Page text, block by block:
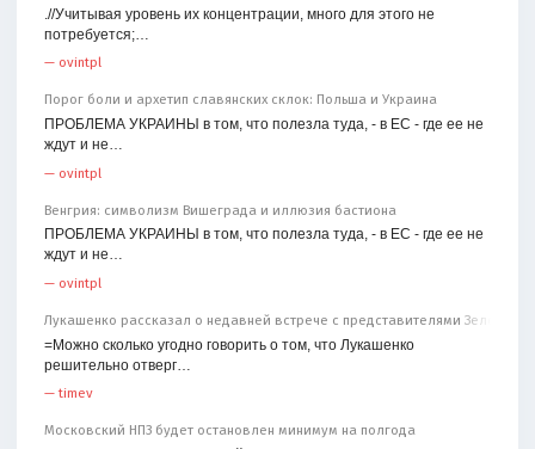
.//Учитывая уровень их концентрации, много для этого не
потребуется;…
— ovintpl
Порог боли и архетип славянских склок: Польша и Украина
ПРОБЛЕМА УКРАИНЫ в том, что полезла туда, - в ЕС - где ее не
ждут и не…
— ovintpl
Венгрия: символизм Вишеграда и иллюзия бастиона
ПРОБЛЕМА УКРАИНЫ в том, что полезла туда, - в ЕС - где ее не
ждут и не…
— ovintpl
Лукашенко рассказал о недавней встрече с представителями
=Можно сколько угодно говорить о том, что Лукашенко
решительно отверг…
—timev
Московский НПЗ будет остановлен минимум на полгода